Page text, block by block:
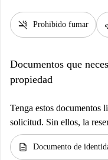
smoke_free Prohibido fumar
Documentos que
propiedad
Tenga estos documentos
solicitud. Sin ellos, la
description Documento de